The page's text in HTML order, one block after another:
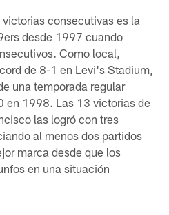
consecutivas es la
desde 1997 cuando
Como local,
de 8-1 en Levi's Stadium,
una temporada regular
en 1998. Las 13 victorias de
las logró con tres
al menos dos partidos
marca desde que los
en una situación